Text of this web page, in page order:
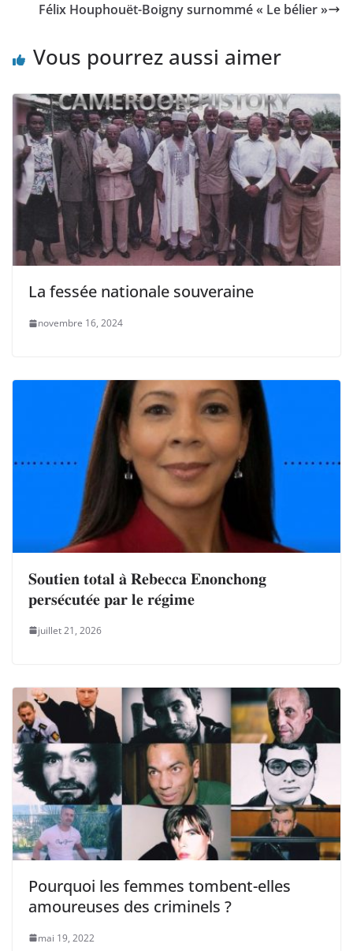
Félix Houphouët-Boigny surnommé « Le bélier »
Vous pourrez aussi aimer
La fessée nationale souveraine
novembre 16, 2024
𝐒𝐨𝐮𝐭𝐢𝐞𝐧 𝐭𝐨𝐭𝐚𝐥 𝐚̀ 𝐑𝐞𝐛𝐞𝐜𝐜𝐚 𝐄𝐧𝐨𝐧𝐜𝐡𝐨𝐧𝐠
𝐩𝐞𝐫𝐬𝐞́𝐜𝐮𝐭𝐞́𝐞 𝐩𝐚𝐫 𝐥𝐞 𝐫𝐞́𝐠𝐢𝐦𝐞
juillet 21, 2026
Pourquoi les femmes tombent-elles
amoureuses des criminels ?
mai 19, 2022